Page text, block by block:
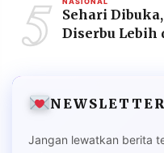
5
Sehari
Diserbu Lebih
NEWSLETTER
Jangan lewatkan berita